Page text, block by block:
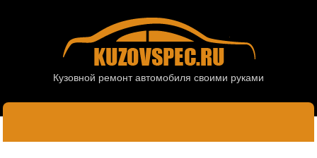
Кузовной ремонт автомобиля своими руками